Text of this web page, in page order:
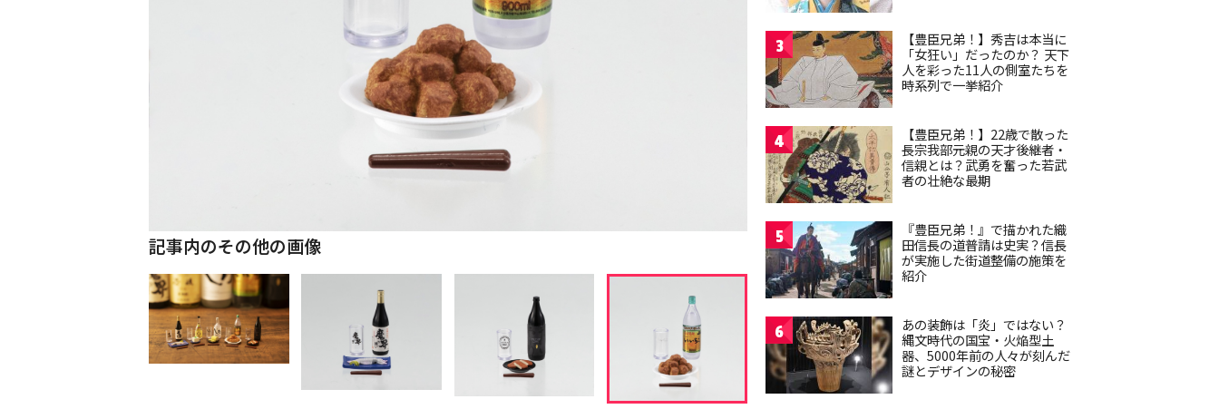
記事内のその他の画像
3
【豊臣兄弟！】秀吉は本当に
「女狂い」だったのか？ 天下
人を彩った11人の側室たちを
時系列で一挙紹介
4
【豊臣兄弟！】22歳で散った
長宗我部元親の天才後継者・
信親とは？武勇を奮った若武
者の壮絶な最期
5
『豊臣兄弟！』で描かれた織
田信長の道普請は史実？信長
が実施した街道整備の施策を
紹介
6
あの装飾は「炎」ではない？
縄文時代の国宝・火焔型土
器、5000年前の人々が刻んだ
謎とデザインの秘密